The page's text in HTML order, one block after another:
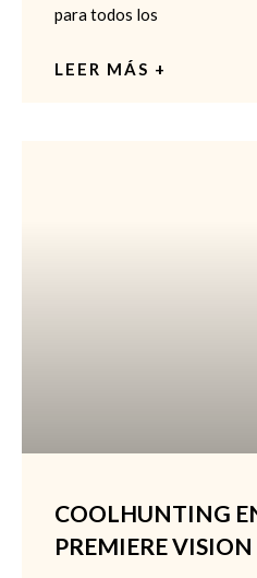
para todos los
LEER MÁS +
COOLHUNTING
PREMIERE VISION